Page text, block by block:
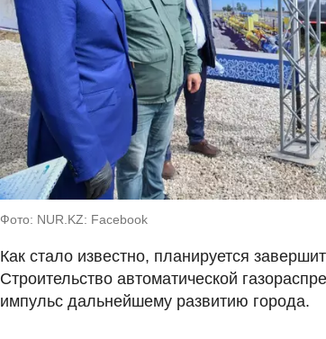
Фото: NUR.KZ: Facebook
Как стало известно, планируется
Строительство автоматической
импульс дальнейшему развитию города.